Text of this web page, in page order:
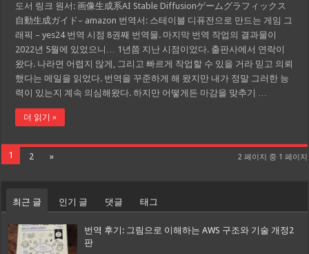
도서 링크 원서: 画像生成系AI Stable Diffusionゲームグラフィックス
自動生成ガイド– amazon 번역서: 스테이블 디퓨전으로 만드는 게임 그
래픽 – yes24 번역 시점 8권째 번역물. 마지막 번역 작업의 결과물이
2022년 5월에 있었으니… 1년쯤 지난 시점이었다. 출판사에서 연락이
왔다. 나라면 어렵지 않게, 그리고 빠르게 작업할 수 있을 거라 믿고 의뢰
했다는 메일을 읽었다. 번역을 꾸준하게 해 왔지만 내가 정말 그러한 능
력이 있는지 계속 의심해왔다. 하지만 어떻게든 마감을 맞추기 …
더 읽기 »
2 페이지 중 1 페이지
1 2 »
최근 글 인기 글 댓글 태그
번역 후기: 그림으로 이해하는 AWS 구조와 기술 개정2
판